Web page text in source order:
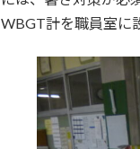
WBGT計を職員室に